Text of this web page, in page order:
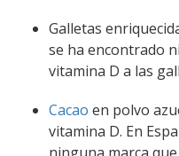
Galletas
se ha encontrado
vitamina D a las
Cacao en polvo
vitamina D. En